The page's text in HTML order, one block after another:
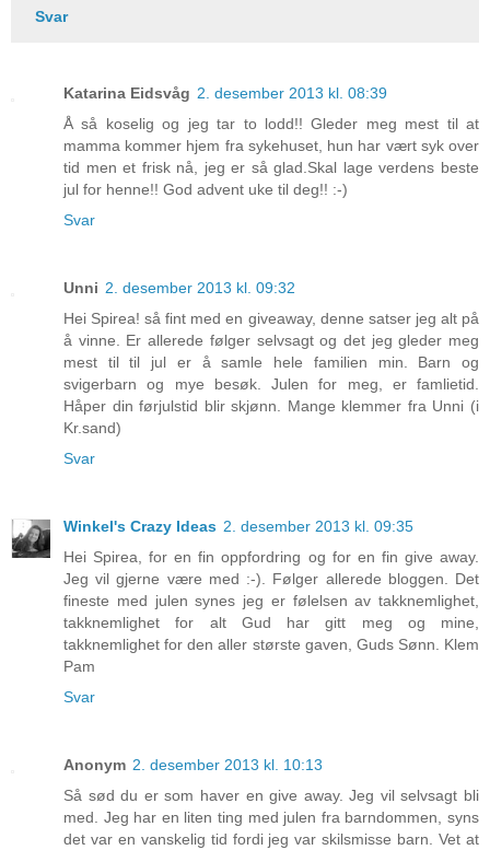
Svar
Katarina Eidsvåg 2. desember 2013 kl. 08:39
Å så koselig og jeg tar to lodd!! Gleder meg mest til at
mamma kommer hjem fra sykehuset, hun har vært syk over
tid men et frisk nå, jeg er så glad.Skal lage verdens beste
jul for henne!! God advent uke til deg!! :-)
Svar
Unni 2. desember 2013 kl. 09:32
Hei Spirea! så fint med en giveaway, denne satser jeg alt på
å vinne. Er allerede følger selvsagt og det jeg gleder meg
mest til til jul er å samle hele familien min. Barn og
svigerbarn og mye besøk. Julen for meg, er famlietid.
Håper din førjulstid blir skjønn. Mange klemmer fra Unni (i
Kr.sand)
Svar
Winkel's Crazy Ideas 2. desember 2013 kl. 09:35
Hei Spirea, for en fin oppfordring og for en fin give away.
Jeg vil gjerne være med :-). Følger allerede bloggen. Det
fineste med julen synes jeg er følelsen av takknemlighet,
takknemlighet for alt Gud har gitt meg og mine,
takknemlighet for den aller største gaven, Guds Sønn. Klem
Pam
Svar
Anonym 2. desember 2013 kl. 10:13
Så sød du er som haver en give away. Jeg vil selvsagt bli
med. Jeg har en liten ting med julen fra barndommen, syns
det var en vanskelig tid fordi jeg var skilsmisse barn. Vet at